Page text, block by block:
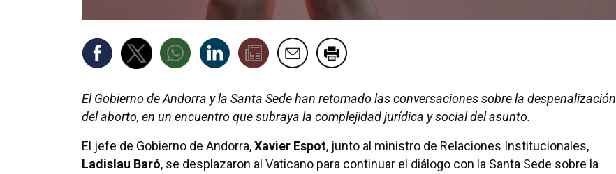
El Gobierno de Andorra y la Santa Sede han retomado las conversaciones sobre la despenalización
del aborto, en un encuentro que subraya la complejidad jurídica y social del asunto.
El jefe de Gobierno de Andorra,Xavier Espot, junto al ministro de Relaciones Institucionales,
Ladislau Baró, se desplazaron al Vaticano para continuar el diálogo con la Santa Sede sobre la